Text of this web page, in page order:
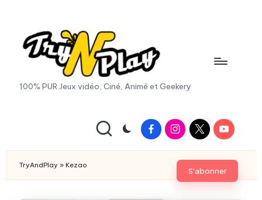
content
T
A
n
100% PUR Jeux vidéo, Ciné, Animé et Geekery
FacebookInstagram
X
|
Twitter
Youtube
S'abonner
TryAndPlay » Kezao